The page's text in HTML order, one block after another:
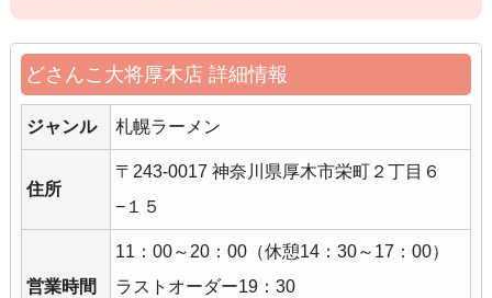
どさんこ大将厚木店 詳細情報
ジャンル 札幌ラーメン
住所
〒243-0017 神奈川県厚木市栄町２丁目６
−１５
営業時間
11：00～20：00（休憩14：30～17：00）
ラストオーダー19：30